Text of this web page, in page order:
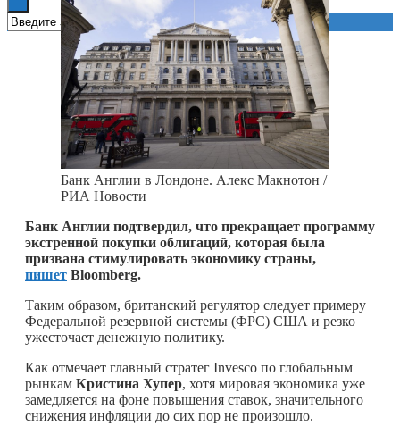
Банк Англии в Лондоне. Алекс Макнотон /
РИА Новости
Банк Англии подтвердил, что прекращает программу
экстренной покупки облигаций, которая была
призвана стимулировать экономику страны,
пишет Bloomberg.
Таким образом, британский регулятор следует примеру
Федеральной резервной системы (ФРС) США и резко
ужесточает денежную политику.
Как отмечает главный стратег Invesco по глобальным
рынкам Кристина Хупер, хотя мировая экономика уже
замедляется на фоне повышения ставок, значительного
снижения инфляции до сих пор не произошло.